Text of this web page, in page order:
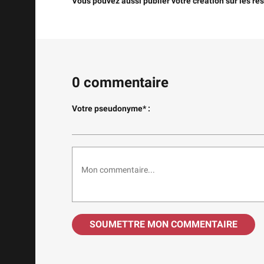
0 commentaire
Votre pseudonyme* :
SOUMETTRE MON COMMENTAIRE